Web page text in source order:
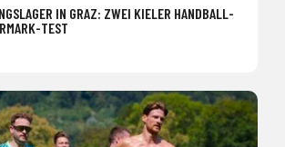
IN GRAZ: ZWEI KIELER HANDBALL-
TEST